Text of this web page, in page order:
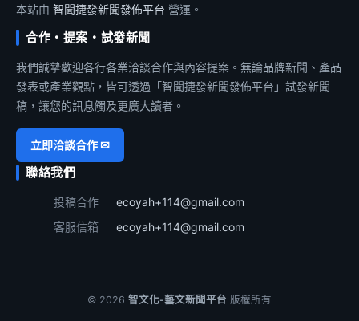
本站由 智聞捷發新聞發佈平台 營運。
合作・提案・試發新聞
我們誠摯歡迎各行各業洽談合作與內容提案。無論品牌新聞、產品
發表或產業觀點，皆可透過「智聞捷發新聞發佈平台」試發新聞
稿，讓您的訊息觸及更廣大讀者。
立即洽談合作 ✉
聯絡我們
投稿合作
ecoyah+114@gmail.com
客服信箱
ecoyah+114@gmail.com
© 2026 智文化-藝文新聞平台 版權所有